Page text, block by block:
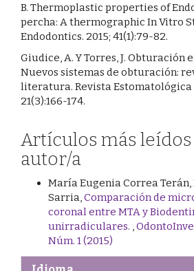
B. Thermoplastic properties of
percha: A thermographic In Vitro
Endodontics. 2015; 41(1):79-82.
Giudice, A. Y Torres, J. Obturación
Nuevos sistemas de obturación:
literatura. Revista Estomatológica
21(3):166-174.
Artículos más
autor/a
María Eugenia Correa
Sarria,Comparación de
coronal entre MTA y
unirradiculares. ,
Núm. 1 (2015)